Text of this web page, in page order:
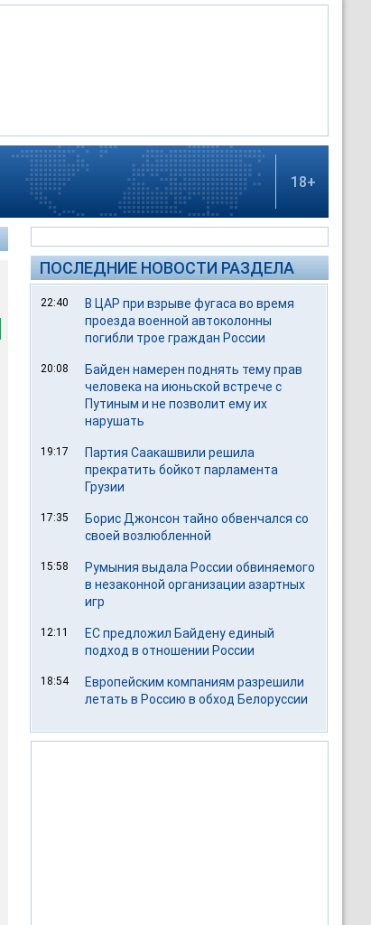
18+
ПОСЛЕДНИЕ НОВОСТИ РАЗДЕЛА
22:40
В ЦАР при взрыве фугаса во время
проезда военной автоколонны
погибли трое граждан России
20:08
Байден намерен поднять тему прав
человека на июньской встрече с
Путиным и не позволит ему их
нарушать
19:17
Партия Саакашвили решила
прекратить бойкот парламента
Грузии
17:35
Борис Джонсон тайно обвенчался со
своей возлюбленной
15:58
Румыния выдала России обвиняемого
в незаконной организации азартных
игр
12:11
ЕС предложил Байдену единый
подход в отношении России
18:54
Европейским компаниям разрешили
летать в Россию в обход Белоруссии